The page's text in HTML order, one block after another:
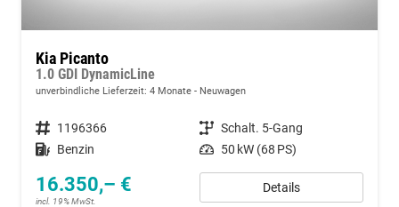
Kia Picanto
1.0 GDI DynamicLine
unverbindliche Lieferzeit: 4 Monate Neuwagen
Fahrzeugnummer 1196366 Getriebe Schalt. 5-Gang
Kraftstoff Benzin Leistung 50 kW (68 PS)
16.350,– €
incl. 19% MwSt.
Details